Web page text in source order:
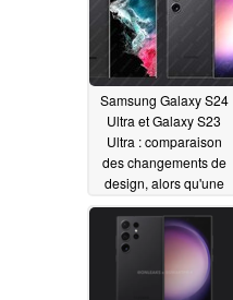
Samsung Galaxy S24
Ultra et Galaxy S23
Ultra : comparaison
des changements de
design, alors qu'une
fuite fait état d'un écran
2 500 nit10/03/2023